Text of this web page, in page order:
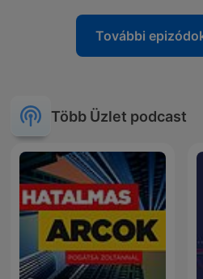
További
Több Üzlet podcast